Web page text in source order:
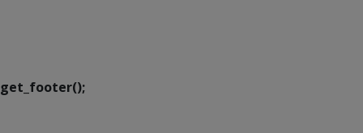
get_footer();